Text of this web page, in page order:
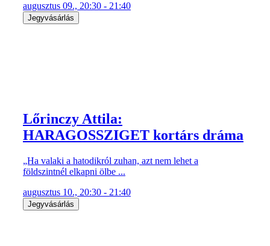
augusztus 09., 20:30 - 21:40
Jegyvásárlás
Lőrinczy Attila:
HARAGOSSZIGET kortárs dráma
„Ha valaki a hatodikról zuhan, azt nem lehet a
földszintnél elkapni ölbe ...
augusztus 10., 20:30 - 21:40
Jegyvásárlás